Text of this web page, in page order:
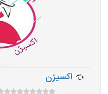
اکسیژن